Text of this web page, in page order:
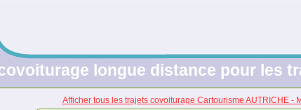
longue distance pour les
Afficher tous les trajets covoiturage Cartourisme AUTRICHE -